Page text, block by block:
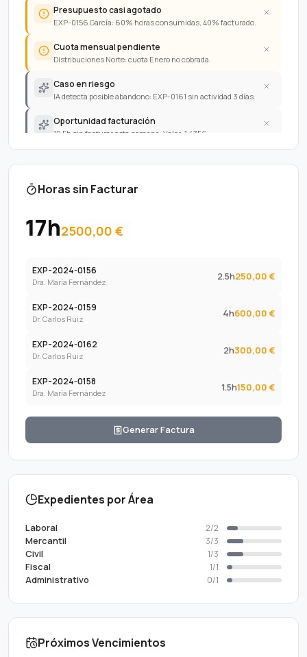
Presupuesto casi agotado
EXP-0156 García: 60% horas consumidas, 40% facturado.
Cuota mensual pendiente
Distribuciones Norte: cuota Enero no cobrada.
Caso en riesgo
IA detecta posible abandono: EXP-0161 sin actividad 3 días.
Oportunidad facturación
12.5h sin facturar esta semana. Valor: 1.475€
Horas sin Facturar
17h2500,00 €
EXP-2024-0156
Dra. María Fernández 2.5h250,00 €
EXP-2024-0159
Dr. Carlos Ruiz 4h600,00 €
EXP-2024-0162
Dr. Carlos Ruiz 2h300,00 €
EXP-2024-0158
Dra. María Fernández 1.5h150,00 €
Generar Factura
Expedientes por Área
Laboral 2/2
Mercantil 3/3
Civil 1/3
Fiscal 1/1
Administrativo 0/1
Próximos Vencimientos